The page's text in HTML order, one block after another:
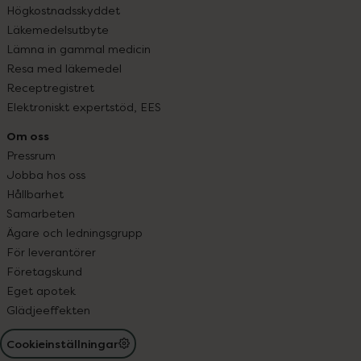
Högkostnadsskyddet
Läkemedelsutbyte
Lämna in gammal medicin
Resa med läkemedel
Receptregistret
Elektroniskt expertstöd, EES
Om oss
Pressrum
Jobba hos oss
Hållbarhet
Samarbeten
Ägare och ledningsgrupp
För leverantörer
Företagskund
Eget apotek
Glädjeeffekten
Cookieinställningar